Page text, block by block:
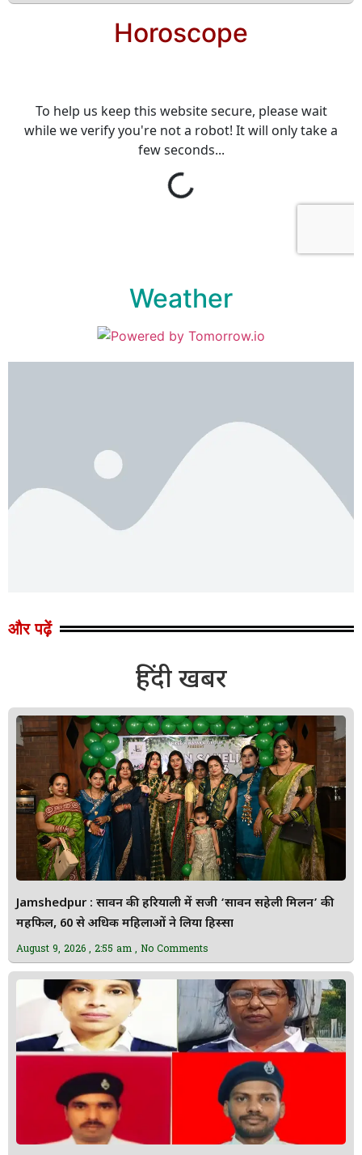
Horoscope
Weather
और पढ़ें
हिंदी खबर
Jamshedpur : सावन की हरियाली में सजी ‘सावन सहेली मिलन’ की
महफिल, 60 से अधिक महिलाओं ने लिया हिस्सा
August 9, 2026 2:55 am No Comments